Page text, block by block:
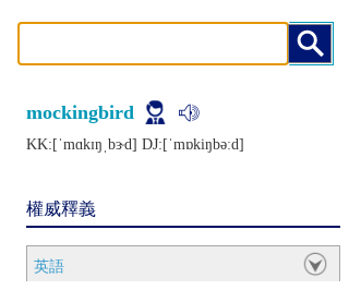
mockingbird
KK:[ˈmɑkɪŋˌbɝd] DJ:[ˈmɒkiŋbǝːd]
權威釋義
英語